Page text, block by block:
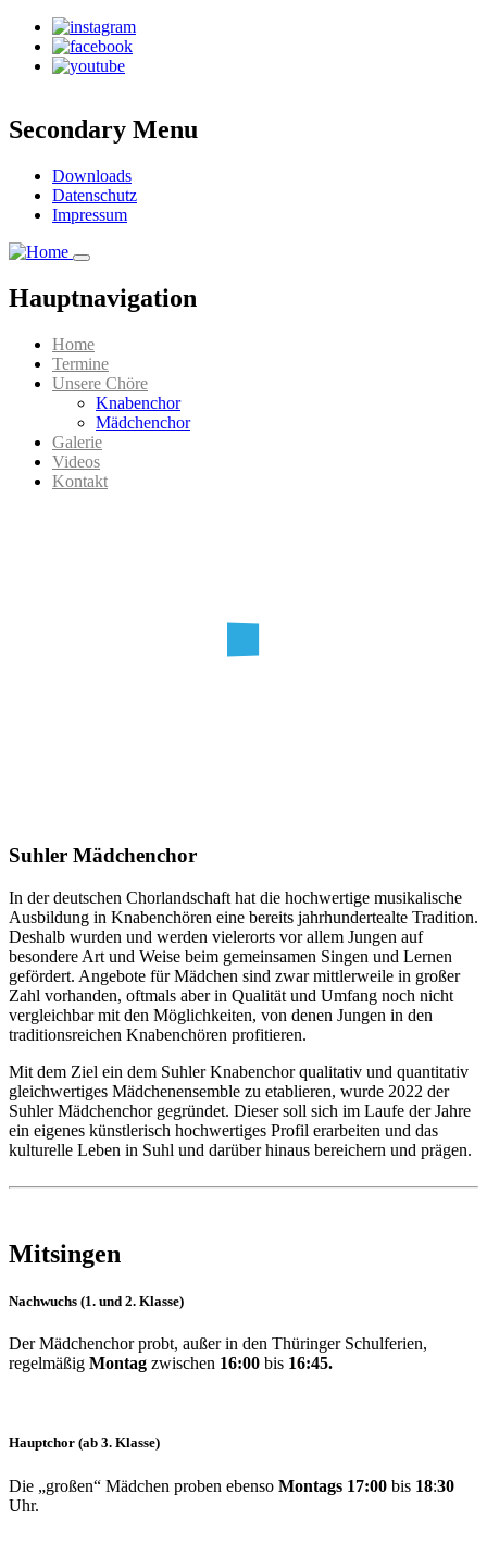
Direkt
zum
Inhalt
Secondary Menu
Downloads
Datenschutz
Impressum
Hauptnavigation
Home
Termine
Unsere Chöre
Knabenchor
Mädchenchor
Galerie
Videos
Kontakt
Suhler Mädchenchor
In der deutschen Chorlandschaft hat die hochwertige musikalische
Ausbildung in Knabenchören eine bereits jahrhundertealte Tradition.
Deshalb wurden und werden vielerorts vor allem Jungen auf
besondere Art und Weise beim gemeinsamen Singen und Lernen
gefördert. Angebote für Mädchen sind zwar mittlerweile in großer
Zahl vorhanden, oftmals aber in Qualität und Umfang noch nicht
vergleichbar mit den Möglichkeiten, von denen Jungen in den
traditionsreichen Knabenchören profitieren.
Mit dem Ziel ein dem Suhler Knabenchor qualitativ und quantitativ
gleichwertiges Mädchenensemble zu etablieren, wurde 2022 der
Suhler Mädchenchor gegründet. Dieser soll sich im Laufe der Jahre
ein eigenes künstlerisch hochwertiges Profil erarbeiten und das
kulturelle Leben in Suhl und darüber hinaus bereichern und prägen.
Mitsingen
Nachwuchs (1. und 2. Klasse)
Der Mädchenchor probt, außer in den Thüringer Schulferien,
regelmäßig Montag zwischen 16:00 bis 16:45.
Hauptchor (ab 3. Klasse)
Die „großen“ Mädchen proben ebenso Montags 17:00 bis 18:30
Uhr.